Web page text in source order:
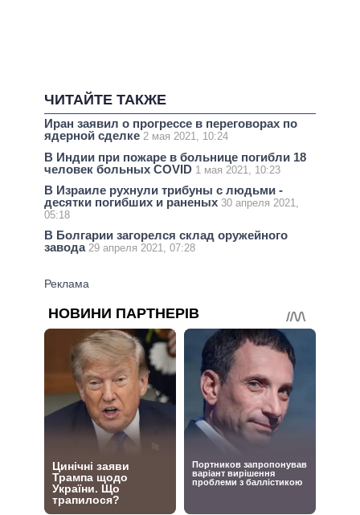
ЧИТАЙТЕ ТАКЖЕ
Иран заявил о прогрессе в переговорах по
ядерной сделке 2 мая 2021, 10:24
В Индии при пожаре в больнице погибли 18
человек больных COVID 1 мая 2021, 10:23
В Израиле рухнули трибуны с людьми -
десятки погибших и раненых 30 апреля 2021,
05:18
В Болгарии загорелся склад оружейного
завода 29 апреля 2021, 07:28